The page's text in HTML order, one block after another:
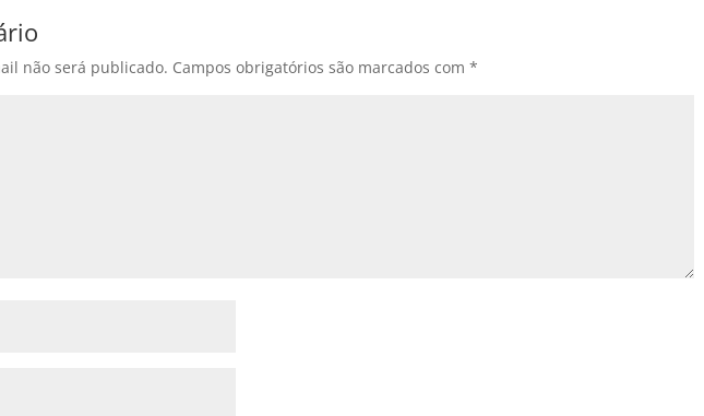
não será publicado. Campos obrigatórios são marcados com*